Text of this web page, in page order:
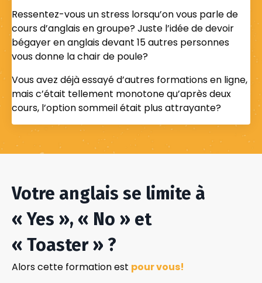
Ressentez-vous un stress lorsqu’on vous parle de
cours d’anglais en groupe? Juste l’idée de devoir
bégayer en anglais devant 15 autres personnes
vous donne la chair de poule?
Vous avez déjà essayé d’autres formations en ligne,
mais c’était tellement monotone qu’après deux
cours, l’option sommeil était plus attrayante?
Votre anglais se limite à
« Yes », « No » et
« Toaster » ?
Alors cette formation est pour vous!